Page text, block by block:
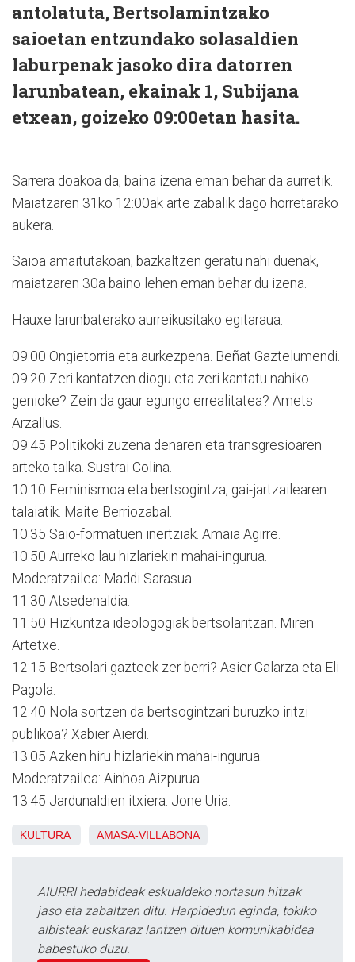
antolatuta, Bertsolamintzako
saioetan entzundako solasaldien
laburpenak jasoko dira datorren
larunbatean, ekainak 1, Subijana
etxean, goizeko 09:00etan hasita.
Sarrera doakoa da, baina izena eman behar da aurretik.
Maiatzaren 31ko 12:00ak arte zabalik dago horretarako
aukera.
Saioa amaitutakoan, bazkaltzen geratu nahi duenak,
maiatzaren 30a baino lehen eman behar du izena.
Hauxe larunbaterako aurreikusitako egitaraua:
09:00 Ongietorria eta aurkezpena. Beñat Gaztelumendi.
09:20 Zeri kantatzen diogu eta zeri kantatu nahiko
genioke? Zein da gaur egungo errealitatea? Amets
Arzallus.
09:45 Politikoki zuzena denaren eta transgresioaren
arteko talka. Sustrai Colina.
10:10 Feminismoa eta bertsogintza, gai-jartzailearen
talaiatik. Maite Berriozabal.
10:35 Saio-formatuen inertziak. Amaia Agirre.
10:50 Aurreko lau hizlariekin mahai-ingurua.
Moderatzailea: Maddi Sarasua.
11:30 Atsedenaldia.
11:50 Hizkuntza ideologogiak bertsolaritzan. Miren
Artetxe.
12:15 Bertsolari gazteek zer berri? Asier Galarza eta Eli
Pagola.
12:40 Nola sortzen da bertsogintzari buruzko iritzi
publikoa? Xabier Aierdi.
13:05 Azken hiru hizlariekin mahai-ingurua.
Moderatzailea: Ainhoa Aizpurua.
13:45 Jardunaldien itxiera. Jone Uria.
KULTURA AMASA-VILLABONA
AIURRI hedabideak eskualdeko nortasun hitzak
jaso eta zabaltzen ditu. Harpidedun eginda, tokiko
albisteak euskaraz lantzen dituen komunikabidea
babestuko duzu.